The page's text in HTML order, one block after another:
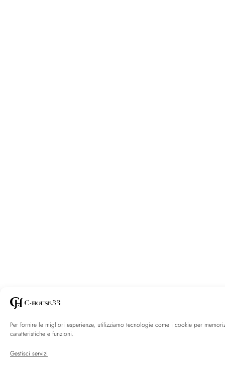
Per fornire le migliori esperienze, utilizziamo tecnologie come i cookie per
caratteristiche e funzioni.
Gestisci servizi